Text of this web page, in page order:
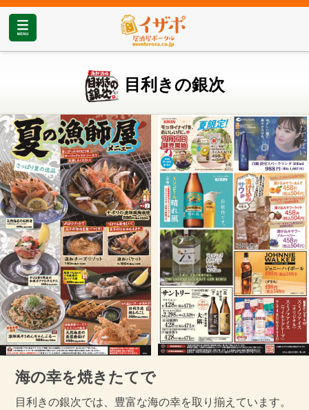
目利きの銀次
海の幸を焼きたてで
目利きの銀次では、豊富な海の幸を取り揃えています。